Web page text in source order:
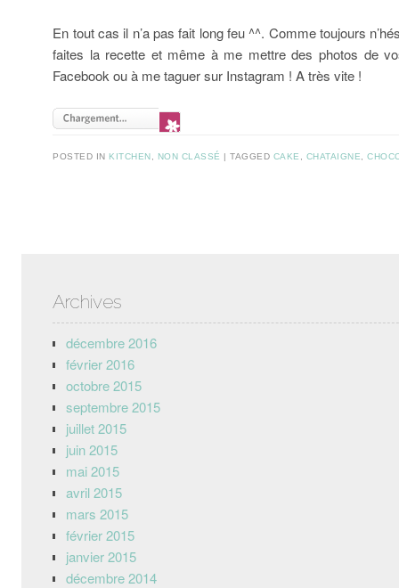
En tout cas il n’a pas fait long feu ^^. Comme toujours
faites la recette et même à me mettre des photos de
Facebook ou à me taguer sur Instagram ! A très vite !
POSTED IN KITCHEN NON CLASSÉ TAGGED CAKE CHATAIGNE ,
Archives
décembre 2016
février 2016
octobre 2015
septembre 2015
juillet 2015
juin 2015
mai 2015
avril 2015
mars 2015
février 2015
janvier 2015
décembre 2014